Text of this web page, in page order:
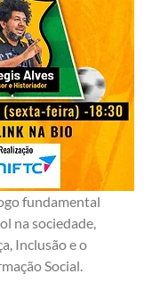
fundamental
na sociedade,
Inclusão e o
Social.